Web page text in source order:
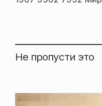
Не пропусти это